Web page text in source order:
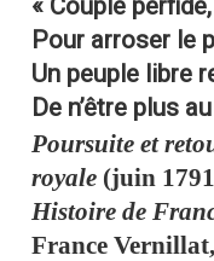
« Couple
Pour arroser le
Un peuple libre
De n’être plus
Poursuite et
royale (juin
Histoire de
France